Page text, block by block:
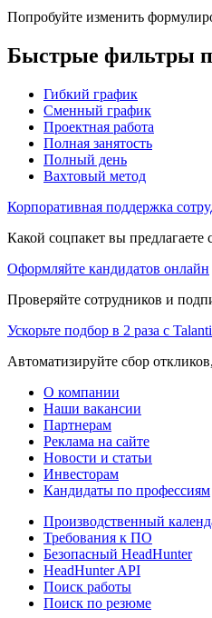
Попробуйте изменить
Быстрые фильтры
Гибкий график
Сменный график
Проектная работа
Полная занятость
Полный день
Вахтовый метод
Корпоративная поддержка
Какой соцпакет вы
Оформляйте кандидатов онлайн
Проверяйте сотрудников и
Ускорьте подбор в 2 раза с
Автоматизируйте сбор
О компании
Наши вакансии
Партнерам
Реклама на сайте
Новости и статьи
Инвесторам
Кандидаты по профессиям
Производственный
Требования к ПО
Безопасный HeadHunter
HeadHunter API
Поиск работы
Поиск по резюме